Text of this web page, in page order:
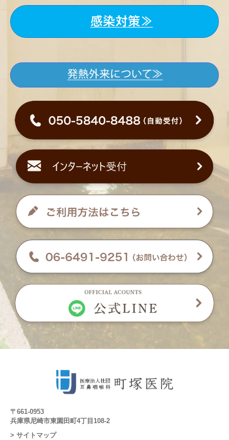
〒661-0953
兵庫県尼崎市東園田町4丁目108-2
> サイトマップ